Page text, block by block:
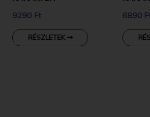
9290 Ft
RÉSZLETEK
6890